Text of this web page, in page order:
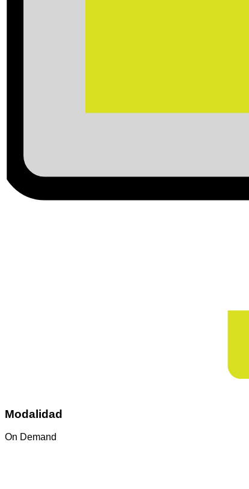
Modalidad
On Demand